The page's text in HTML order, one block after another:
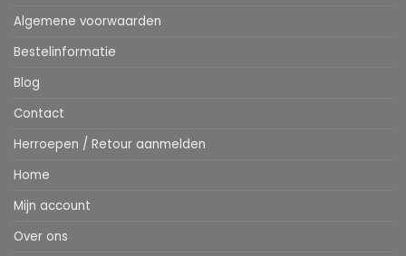
Algemene voorwaarden
Bestelinformatie
Blog
Contact
Herroepen / Retour aanmelden
Home
Mijn account
Over ons